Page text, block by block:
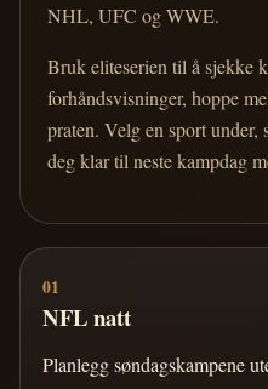
NHL, UFC og WWE.
Bruk eliteserien til å sjekke
forhåndsvisninger, hoppe
praten. Velg en sport
deg klar til neste kampdag
01
NFL natt
Planlegg søndagskampene